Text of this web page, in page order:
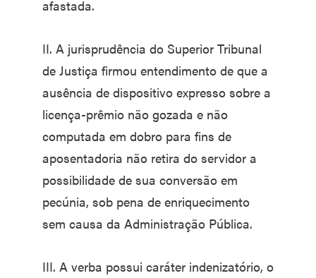
afastada.
II. A jurisprudência do Superior Tribunal
de Justiça firmou entendimento de que a
ausência de dispositivo expresso sobre a
licença-prêmio não gozada e não
computada em dobro para fins de
aposentadoria não retira do servidor a
possibilidade de sua conversão em
pecúnia, sob pena de enriquecimento
sem causa da Administração Pública.
III. A verba possui caráter indenizatório, o